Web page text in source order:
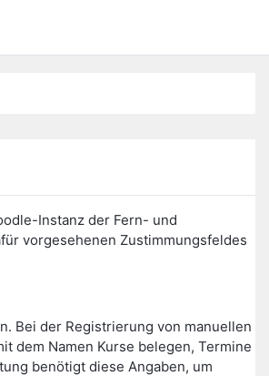
Instanz der Fern- und
vorgesehenen Zustimmungsfeldes
Bei der Registrierung von manuellen
dem Namen Kurse belegen, Termine
benötigt diese Angaben, um